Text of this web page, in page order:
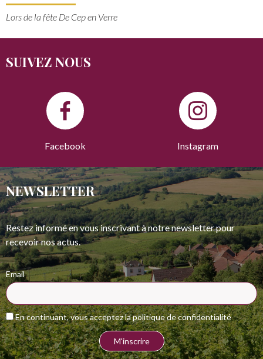
Lors de la fête De Cep en Verre
SUIVEZ NOUS
Facebook Instagram
NEWSLETTER
Restez informé en vous inscrivant à notre newsletter pour
recevoir nos actus.
Email
En continuant, vous acceptez la politique de confidentialité